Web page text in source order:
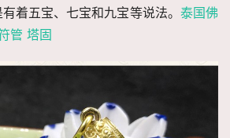
着五宝、七宝和九宝等说法。 泰国佛
管 塔固